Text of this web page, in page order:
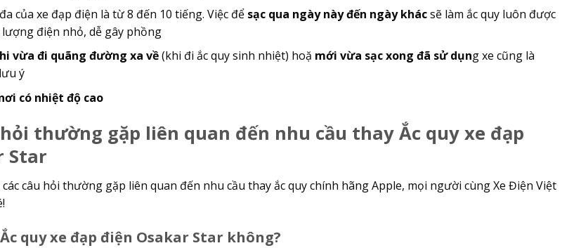
của xe đạp điện là từ 8 đến 10 tiếng. Việc đểsạc qua ngày này đến ngày khácsẽ làm ắc quy luôn được
điện nhỏ, dễ gây phồng
vừa đi quãng đường xa về(khi đi ắc quy sinh nhiệt) hoặ mới vừa sạc xong đã sử dụng xe cũng là
ý
có nhiệt độ cao
thường gặp liên quan đến nhu cầu thay Ắc quy xe đạp
Star
câu hỏi thường gặp liên quan đến nhu cầu thay ắc quy chính hãng Apple, mọi người cùng Xe Điện Việt
quy xe đạp điện Osakar Star không?